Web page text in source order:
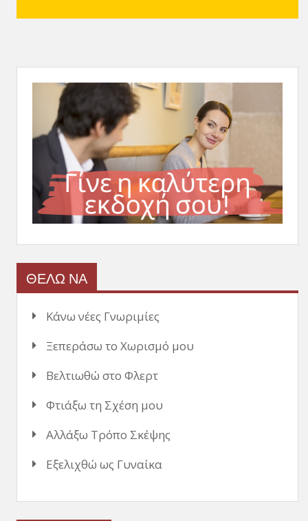
ΘΕΛΩ ΝΑ
Κάνω νέες Γνωριμίες
Ξεπεράσω το Χωρισμό μου
Βελτιωθώ στο Φλερτ
Φτιάξω τη Σχέση μου
Αλλάξω Τρόπο Σκέψης
Εξελιχθώ ως Γυναίκα